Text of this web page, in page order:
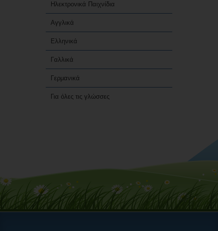
Ηλεκτρονικά Παιχνίδια
Αγγλικά
Ελληνικά
Γαλλικά
Γερμανικά
Για όλες τις γλώσσες